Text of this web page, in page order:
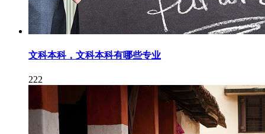
文科本科，文科本科有哪些专业
222